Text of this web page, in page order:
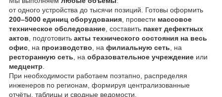
от одного устройства до тысячи позиций. Готовы оформить
200–5000 единиц оборудования , провести массовое
техническое обследование , составить пакет дефектных
актов , подготовить акты технического состояния на весь
офис , на производство , на филиальную сеть , на
ресторанную сеть , на образовательное учреждение или
медцентр
При необходимости работаем поэтапно, распределяя
инженеров по регионам, формируя централизованные
отчёты, таблицы и сводные ведомости.